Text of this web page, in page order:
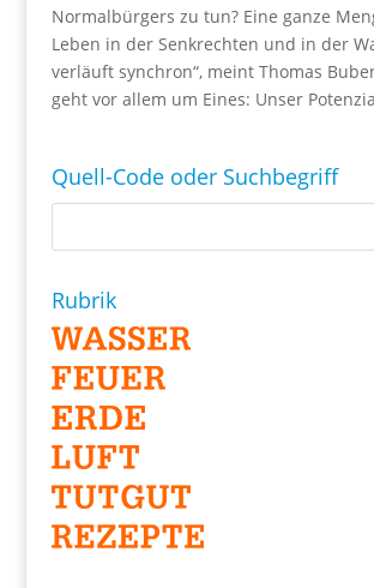
Normalbürgers zu tun? Eine ganze
Leben in der Senkrechten und in der
verläuft synchron“, meint Thomas
geht vor allem um Eines: Unser
Quell-Code oder Suchbegriff
Rubrik